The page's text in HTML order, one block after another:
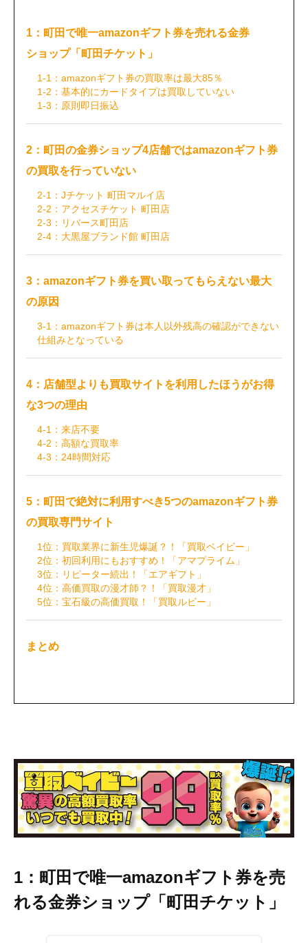
1：町田で唯一amazonギフト券を売れる金券
ショップ「町田チケット」
1-1：amazonギフト券の買取率は最大85％
1-2：基本的にカードタイプは買取していない
1-3：原則即日振込
2：町田の金券ショップ4店舗ではamazonギフト券
の買取を行っていない
2-1：Jチケット 町田マルイ店
2-2：アクセスチケット 町田店
2-3：リバース町田店
2-4：大黒屋ブランド館 町田店
3：amazonギフト券を買い取ってもらえない最大
の原因
3-1：amazonギフト券は本人以外残高の確認ができない
仕組みとなっている
4：店舗型よりも買取サイトを利用したほうがお得
な3つの理由
4-1：来店不要
4-2：高額な買取率
4-3：24時間対応
5：町田で絶対に利用すべき5つのamazonギフト券
の買取専門サイト
1位：買取業界に新生児爆誕？！「買取ベイビー」
2位：初回利用にもおすすめ！「アマプライム」
3位：リピーター続出！「エアギフト」
4位：高価買取の漫才師？！「買取漫才」
5位：宝石級の高価買取！「買取ルビー」
まとめ
1：町田で唯一amazonギフト券を売
れる金券ショップ「町田チケット」